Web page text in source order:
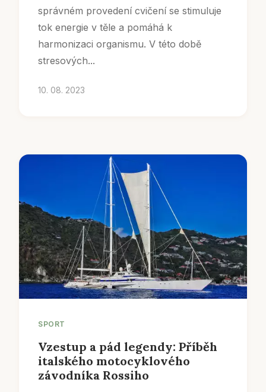
správném provedení cvičení se stimuluje
tok energie v těle a pomáhá k
harmonizaci organismu. V této době
stresových...
10. 08. 2023
SPORT
Vzestup a pád legendy: Příběh
italského motocyklového
závodníka Rossiho